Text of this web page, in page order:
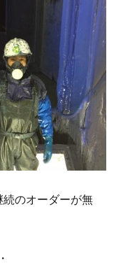
のオーダーが無